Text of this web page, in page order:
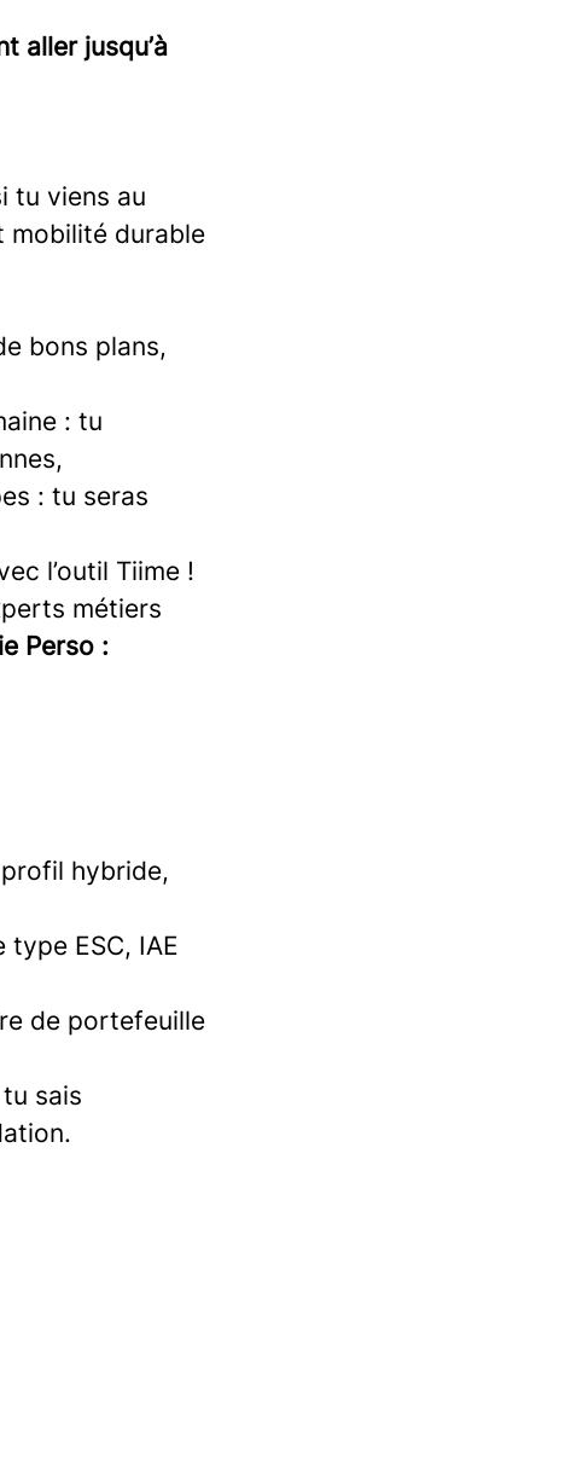
aller jusqu’à
tu viens au
mobilité durable
bons plans,
: tu
: tu seras
l’outil Tiime !
métiers
Perso :
hybride,
ESC, IAE
de portefeuille
sais